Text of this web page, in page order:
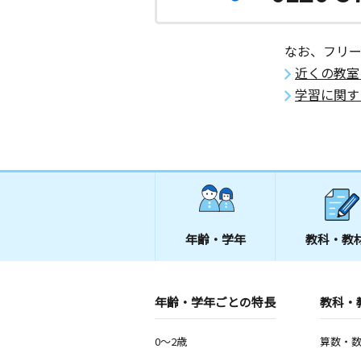
なお、フリ
近くの教
学習に関
年齢・学年 教科・教
年齢・学年ごとの特長
0～2歳
教科・
算数・